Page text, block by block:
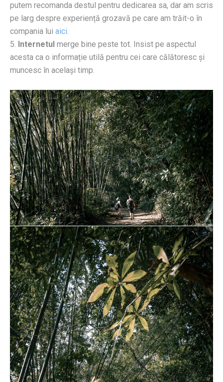
putem recomanda destul pentru dedicarea sa, dar am scris
pe larg despre experiență grozavă pe care am trăit-o în
compania lui aici.
5. Internetul merge bine peste tot. Insist pe aspectul
acesta ca o informație utilă pentru cei care călătoresc și
muncesc în același timp.